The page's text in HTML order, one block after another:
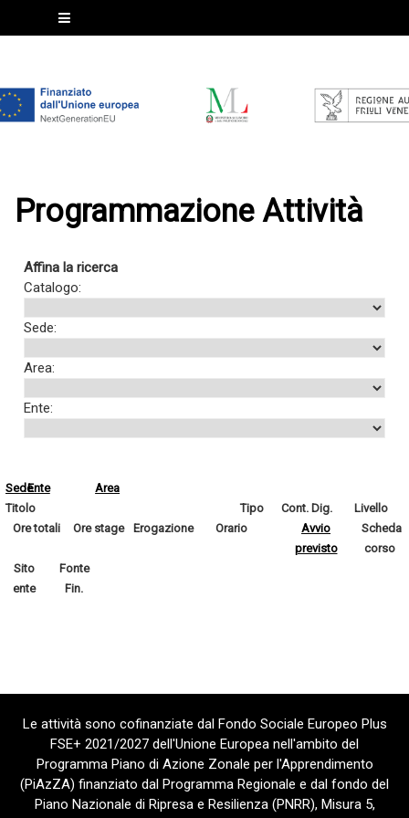
Programmazione Attività
Affina la ricerca
Catalogo:
Sede:
Area:
Ente:
SedeEnte
Area
Titolo
Tipo Cont. Dig.
Livello
Ore totali
Ore stage Erogazione Orario
Avvio
previsto
Scheda
corso
Sito
ente
Fonte
Fin.
Le attività sono cofinanziate dal Fondo Sociale Europeo Plus
FSE+ 2021/2027 dell'Unione Europea nell'ambito del
Programma Piano di Azione Zonale per l'Apprendimento
(PiAzZA) finanziato dal Programma Regionale e dal fondo del
Piano Nazionale di Ripresa e Resilienza (PNRR), Misura 5,